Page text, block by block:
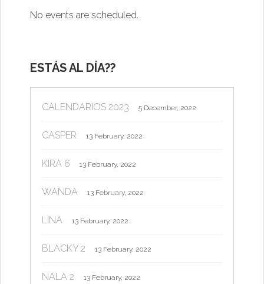
No events are scheduled.
ESTÁS AL DÍA??
CALENDARIOS 2023 5 December, 2022
CASPER 13 February, 2022
KIRA 6 13 February, 2022
WANDA 13 February, 2022
LINA 13 February, 2022
BLACKY 2 13 February, 2022
NALA 2 13 February, 2022